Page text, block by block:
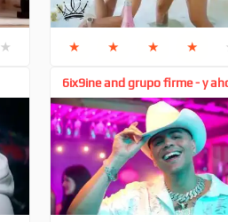
★ ★ ★ ★ ★
6ix9ine and grupo firme - y